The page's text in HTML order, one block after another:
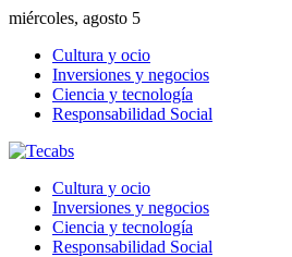
miércoles, agosto 5
Cultura y ocio
Inversiones y negocios
Ciencia y tecnología
Responsabilidad Social
Cultura y ocio
Inversiones y negocios
Ciencia y tecnología
Responsabilidad Social